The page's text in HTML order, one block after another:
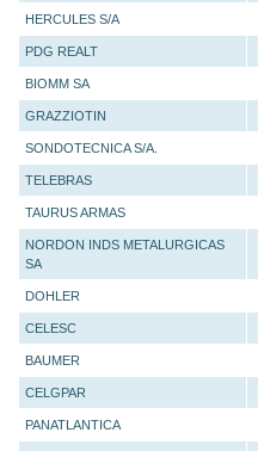
HERCULES S/A
PDG REALT
BIOMM SA
GRAZZIOTIN
SONDOTECNICA S/A.
TELEBRAS
TAURUS ARMAS
NORDON INDS METALURGICAS
SA
DOHLER
CELESC
BAUMER
CELGPAR
PANATLANTICA